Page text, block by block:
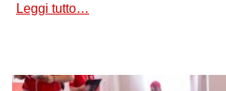
Leggi tutto…